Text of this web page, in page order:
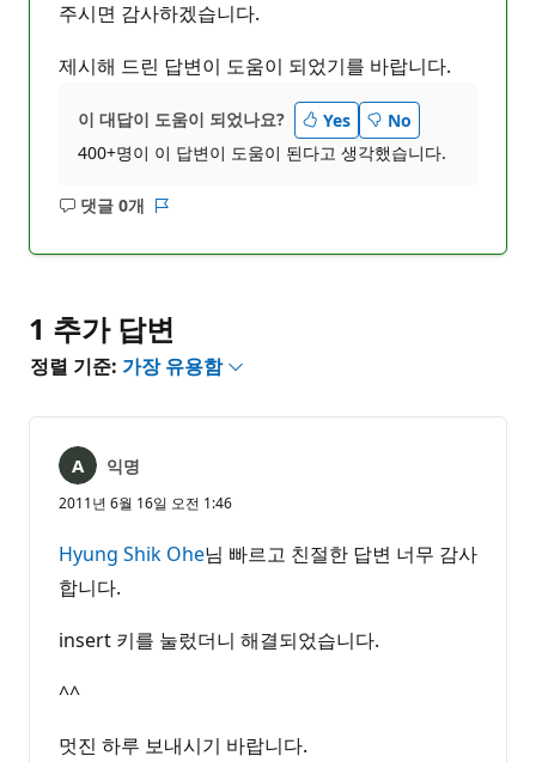
주시면 감사하겠습니다.
제시해 드린 답변이 도움이 되었기를 바랍니다.
이 대답이 도움이 되었나요? Yes
No
400+명이 이 답변이 도움이 된다고 생각했습니다.
댓글 0개
설
1 추가 답변
정렬 기준: 가장 유용함
익명
2011년 6월 16일 오전 1:46
Hyung Shik Ohe님 빠르고 친절한 답변 너무 감사
합니다.
insert 키를 눌렀더니 해결되었습니다.
^^
멋진 하루 보내시기 바랍니다.